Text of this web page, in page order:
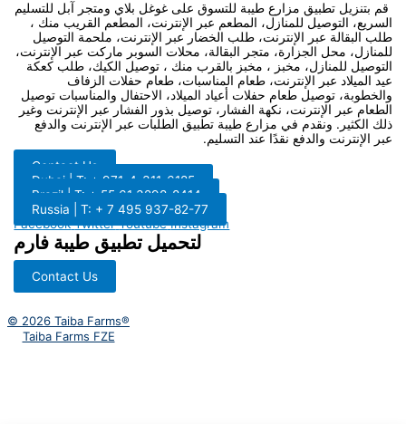
قم بتنزيل تطبيق مزارع طيبة للتسوق على غوغل بلاي ومتجر آبل للتسليم
السريع، التوصيل للمنازل، المطعم عبر الإنترنت، المطعم القريب منك ،
طلب البقالة عبر الإنترنت، طلب الخضار عبر الإنترنت، ملحمة التوصيل
للمنازل، محل الجزارة، متجر البقالة، محلات السوبر ماركت عبر الإنترنت،
التوصيل للمنازل، مخبز ، مخبز بالقرب منك ، توصيل الكيك، طلب كعكة
عيد الميلاد عبر الإنترنت، طعام المناسبات، طعام حفلات الزفاف
والخطوبة، توصيل طعام حفلات أعياد الميلاد، الاحتفال والمناسبات توصيل
الطعام عبر الإنترنت، نكهة الفشار، توصيل بذور الفشار عبر الإنترنت وغير
ذلك الكثير. ونقدم في مزارع طيبة تطبيق الطلبات عبر الإنترنت والدفع
عبر الإنترنت والدفع نقدًا عند التسليم.
Contact Us
Dubai | T: + 971-4-311-6185
Brazil | T: + 55 61 3298-8414
Russia | T: + 7 495 937-82-77
Facebook Twitter Youtube Instagram
لتحميل تطبيق طيبة فارم
Contact Us
© 2026 Taiba Farms®
Taiba Farms FZE